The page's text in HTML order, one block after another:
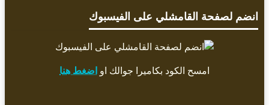
انضم لصفحة القامشلي على الفيسبوك
امسح الكود بكاميرا جوالك او اضغط هنا